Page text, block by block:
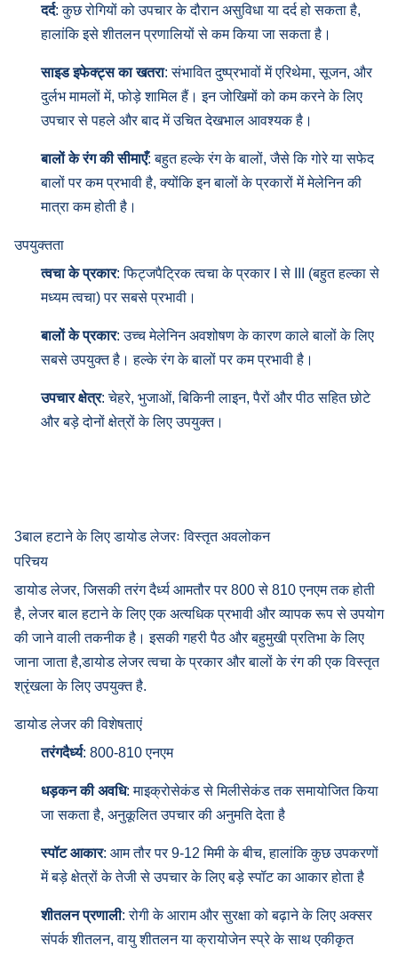
दर्द: कुछ रोगियों को उपचार के दौरान असुविधा या दर्द हो सकता है,
हालांकि इसे शीतलन प्रणालियों से कम किया जा सकता है।
साइड इफेक्ट्स का खतरा: संभावित दुष्प्रभावों में एरिथेमा, सूजन, और
दुर्लभ मामलों में, फोड़े शामिल हैं। इन जोखिमों को कम करने के लिए
उपचार से पहले और बाद में उचित देखभाल आवश्यक है।
बालों के रंग की सीमाएँ: बहुत हल्के रंग के बालों, जैसे कि गोरे या सफेद
बालों पर कम प्रभावी है, क्योंकि इन बालों के प्रकारों में मेलेनिन की
मात्रा कम होती है।
उपयुक्तता
त्वचा के प्रकार: फिट्जपैट्रिक त्वचा के प्रकार I से III (बहुत हल्का से
मध्यम त्वचा) पर सबसे प्रभावी।
बालों के प्रकार: उच्च मेलेनिन अवशोषण के कारण काले बालों के लिए
सबसे उपयुक्त है। हल्के रंग के बालों पर कम प्रभावी है।
उपचार क्षेत्र: चेहरे, भुजाओं, बिकिनी लाइन, पैरों और पीठ सहित छोटे
और बड़े दोनों क्षेत्रों के लिए उपयुक्त।
3बाल हटाने के लिए डायोड लेजरः विस्तृत अवलोकन
परिचय
डायोड लेजर, जिसकी तरंग दैर्ध्य आमतौर पर 800 से 810 एनएम तक होती
है, लेजर बाल हटाने के लिए एक अत्यधिक प्रभावी और व्यापक रूप से उपयोग
की जाने वाली तकनीक है। इसकी गहरी पैठ और बहुमुखी प्रतिभा के लिए
जाना जाता है,डायोड लेजर त्वचा के प्रकार और बालों के रंग की एक विस्तृत
श्रृंखला के लिए उपयुक्त है.
डायोड लेजर की विशेषताएं
तरंगदैर्ध्य: 800-810 एनएम
धड़कन की अवधि: माइक्रोसेकंड से मिलीसेकंड तक समायोजित किया
जा सकता है, अनुकूलित उपचार की अनुमति देता है
स्पॉट आकार: आम तौर पर 9-12 मिमी के बीच, हालांकि कुछ उपकरणों
में बड़े क्षेत्रों के तेजी से उपचार के लिए बड़े स्पॉट का आकार होता है
शीतलन प्रणाली: रोगी के आराम और सुरक्षा को बढ़ाने के लिए अक्सर
संपर्क शीतलन, वायु शीतलन या क्रायोजेन स्प्रे के साथ एकीकृत